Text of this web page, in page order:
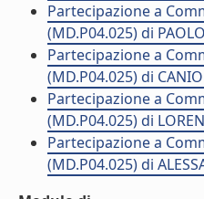
Partecipazione a
(MD.P04.025) di
Partecipazione a
(MD.P04.025) di
Partecipazione a
(MD.P04.025) di
Partecipazione a
(MD.P04.025) di